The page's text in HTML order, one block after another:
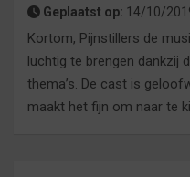
Geplaatst op: 14/10/
Kortom, Pijnstillers de
luchtig te brengen dankzij
thema’s. De cast is
maakt het fijn om naar te